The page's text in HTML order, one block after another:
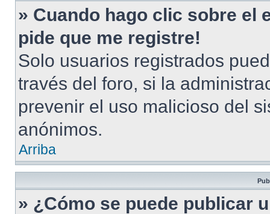
» Cuando hago clic sobre el
pide que me registre!
Solo usuarios registrados
través del foro, si la
prevenir el uso malicioso del
anónimos.
Arriba
» ¿Cómo se puede publicar